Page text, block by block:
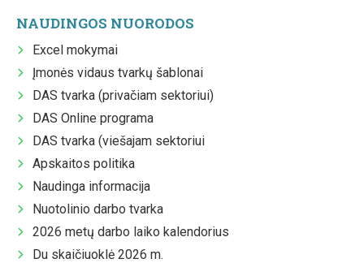
NAUDINGOS NUORODOS
Excel mokymai
Įmonės vidaus tvarkų šablonai
DAS tvarka (privačiam sektoriui)
DAS Online programa
DAS tvarka (viešajam sektoriui
Apskaitos politika
Naudinga informacija
Nuotolinio darbo tvarka
2026 metų darbo laiko kalendorius
Du skaičiuoklė 2026 m.